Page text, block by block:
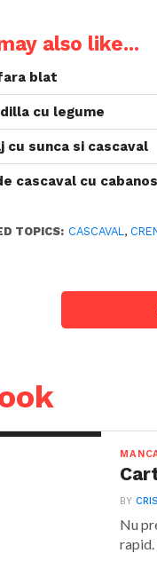
also like...
blat
cu legume
cu sunca si cascaval
cascaval cu
TOPICS: CASCAVAL,
BY
Nu
rapid.